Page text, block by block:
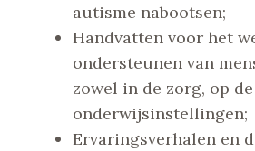
autisme nabootsen;
Handvatten voor het
ondersteunen van
zowel in de zorg, op
onderwijsinstellingen;
Ervaringsverhalen en